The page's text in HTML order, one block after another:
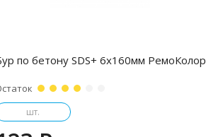
по бетону SDS+ 6х160мм РемоКолор
шт.